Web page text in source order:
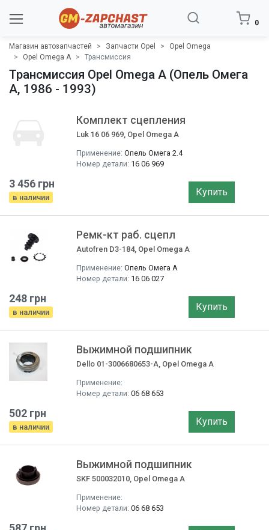
0
Магазин автозапчастей Запчасти Opel
Opel Omega
Opel Omega A
Трансмиcсия
Трансмиcсия Opel Omega A (Опель Омега
A, 1986 - 1993)
Комплект сцепления
Luk 16 06 969, Opel Omega A
Применение: Опель Омега 2.4
Номер детали: 16 06 969
3 456 грн
в наличии Купить
Ремк-кт раб. сцепл
Autofren D3-184, Opel Omega A
Применение: Опель Омега A
Номер детали: 16 06 027
248 грн
в наличии Купить
Выжимной подшипник
Dello 01-3006680653-A, Opel Omega A
Применение:
Номер детали: 06 68 653
502 грн
в наличии Купить
Выжимной подшипник
SKF 500032010, Opel Omega A
Применение:
Номер детали: 06 68 653